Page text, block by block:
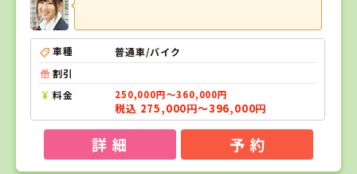
車種
普通車/バイク
割引
料金
250,000円～360,000円
税込 275,000円～396,000円
詳 細 予 約